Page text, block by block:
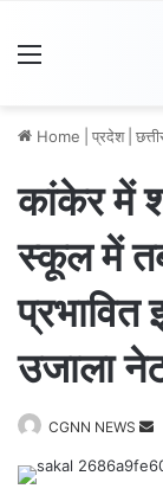
Home प्रदेश
कांकेर में
स्कूल में
प्रभावित
उजाला
CGNN NEWS
e